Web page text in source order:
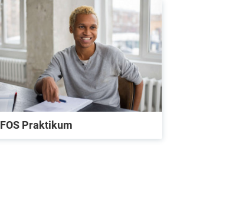
FOS Praktikum